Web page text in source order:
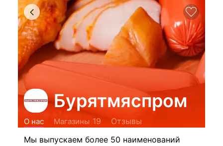
Бурятмяспром
О нас Магазины 19
Отзывы
Мы выпускаем более 50 наименований